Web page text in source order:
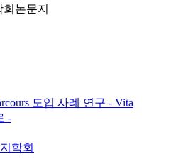
논문지
도입 사례 연구 - Vita
-
학회